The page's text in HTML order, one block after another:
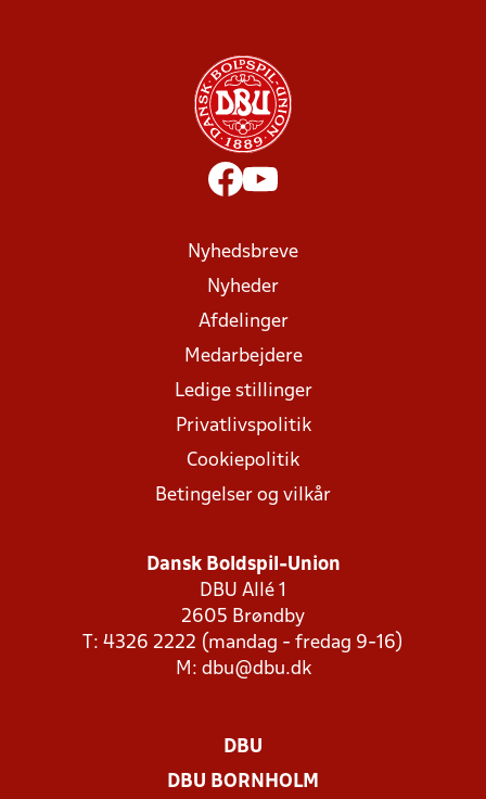
Nyhedsbreve
Nyheder
Afdelinger
Medarbejdere
Ledige stillinger
Privatlivspolitik
Cookiepolitik
Betingelser og vilkår
Dansk Boldspil-Union
DBU Allé 1
2605 Brøndby
T: 4326 2222 (mandag - fredag 9-16)
M: dbu@dbu.dk
DBU
DBU BORNHOLM